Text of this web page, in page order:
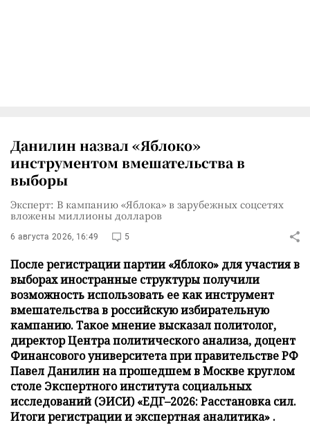
Данилин назвал «Яблоко»
инструментом вмешательства в
выборы
Эксперт: В кампанию «Яблока» в зарубежных соцсетях
вложены миллионы долларов
6 августа 2026, 16:49 5
После регистрации партии «Яблоко» для участия в
выборах иностранные структуры получили
возможность использовать ее как инструмент
вмешательства в российскую избирательную
кампанию. Такое мнение высказал политолог,
директор Центра политического анализа, доцент
Финансового университета при правительстве РФ
Павел Данилин на прошедшем в Москве круглом
столе Экспертного института социальных
исследований (ЭИСИ) «ЕДГ–2026: Расстановка сил.
Итоги регистрации и экспертная аналитика» .